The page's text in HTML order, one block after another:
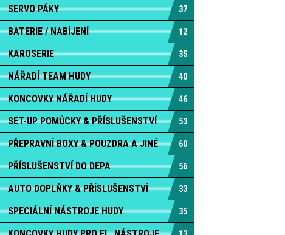
SERVO PÁKY 37
BATERIE / NABÍJENÍ 12
KAROSERIE 35
NÁŘADÍ TEAM HUDY 40
KONCOVKY NÁŘADÍ HUDY 46
SET-UP POMŮCKY & PŘÍSLUŠENSTVÍ 53
PŘEPRAVNÍ BOXY & POUZDRA A JINÉ 60
PŘÍSLUŠENSTVÍ DO DEPA 56
AUTO DOPLŇKY & PŘÍSLUŠENSTVÍ 33
SPECIÁLNÍ NÁSTROJE HUDY 35